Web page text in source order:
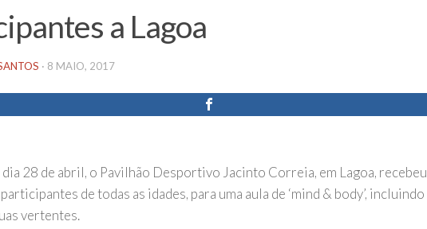
a Lagoa
· 8 MAIO, 2017
dia 28 de abril, o Pavilhão Desportivo Jacinto Correia, em Lagoa, recebeu
de todas as idades, para uma aula de ‘mind & body’, incluindo
vertentes.